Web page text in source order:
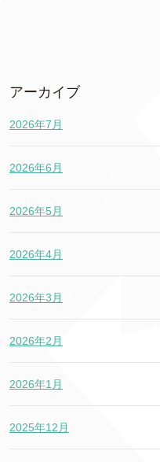
アーカイブ
2026年7月
2026年6月
2026年5月
2026年4月
2026年3月
2026年2月
2026年1月
2025年12月